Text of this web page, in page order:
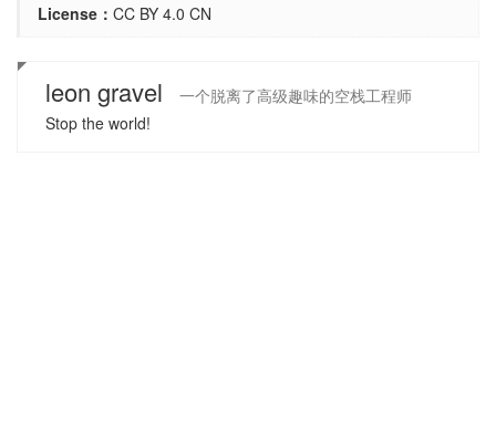
License： CC BY 4.0 CN
leon gravel
一个脱离了高级趣味的空栈工程师
Stop the world!